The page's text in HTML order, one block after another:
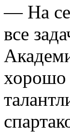
— На
все
хорошо